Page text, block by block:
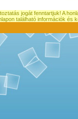
jogát fenntartjuk! A
található információk és